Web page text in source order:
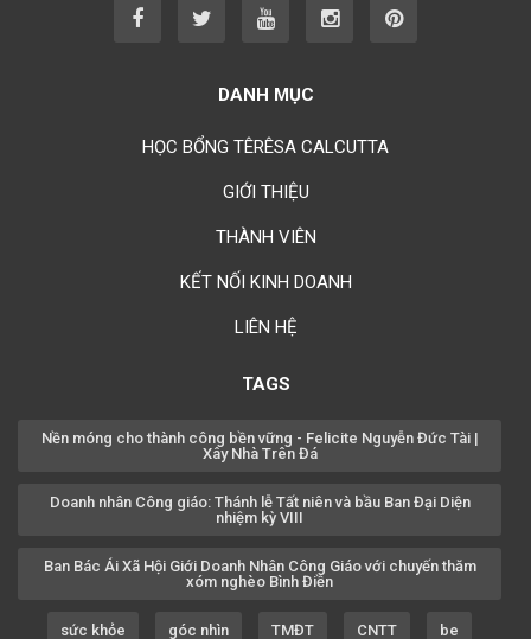
Chúc mừng bổn mạng Chị Rosa Nguyễn Mến Quý 23/08
DANH MỤC
HỌC BỔNG TÊRÊSA CALCUTTA
GIỚI THIỆU
THÀNH VIÊN
KẾT NỐI KINH DOANH
LIÊN HỆ
TAGS
Nền móng cho thành công bền vững - Felicite Nguyễn Đức Tài |
Xây Nhà Trên Đá
Doanh nhân Công giáo: Thánh lễ Tất niên và bầu Ban Đại Diện
nhiệm kỳ VIII
Ban Bác Ái Xã Hội Giới Doanh Nhân Công Giáo với chuyến thăm
xóm nghèo Bình Điền
sức khỏe góc nhìn TMĐT CNTT be